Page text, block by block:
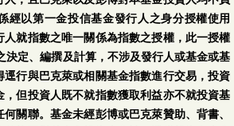
經以第一金投信基金發行人之身分授權使用
人就指數之唯一關係為指數之授權，此一授權
決定、編撰及計算，不涉及發行人或基金或基
逕行與巴克萊或相關基金指數進行交易，投資
，但投資人既不就指數獲取利益亦不就投資基
關聯。基金未經彭博或巴克萊贊助、背書、